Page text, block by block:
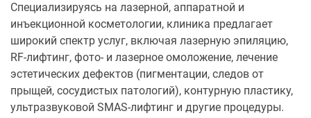
Специализируясь на лазерной, аппаратной и
инъекционной косметологии, клиника предлагает
широкий спектр услуг, включая лазерную эпиляцию,
RF-лифтинг, фото- и лазерное омоложение, лечение
эстетических дефектов (пигментации, следов от
прыщей, сосудистых патологий), контурную пластику,
ультразвуковой SMAS-лифтинг и другие процедуры.